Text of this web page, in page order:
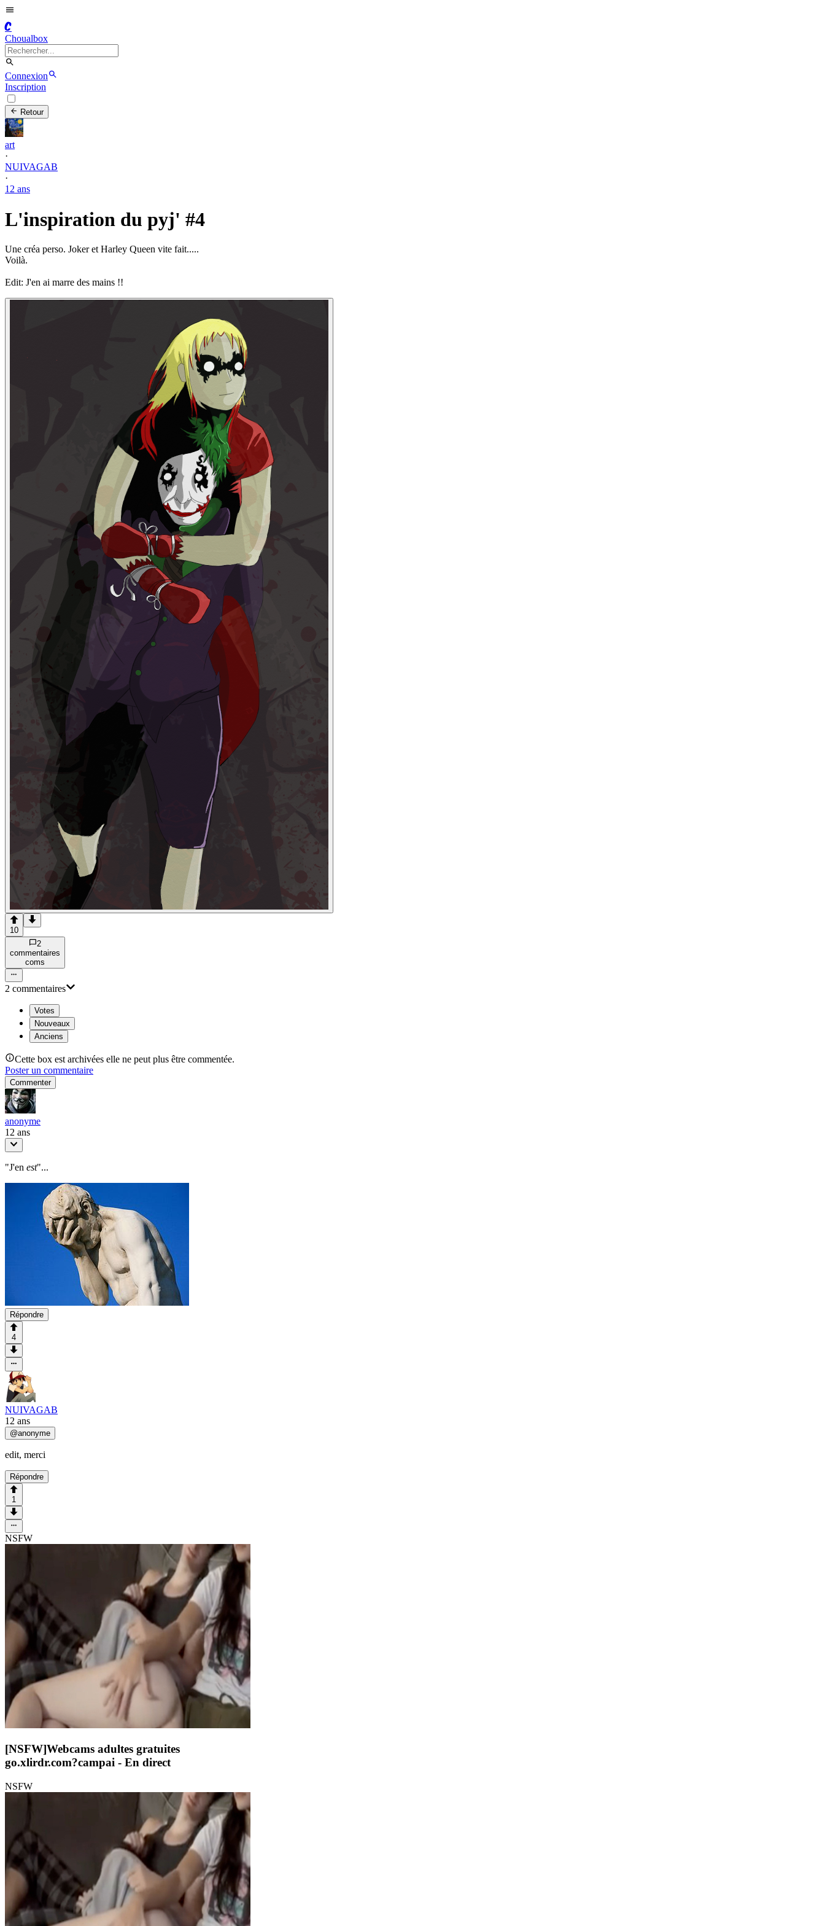
C
Choualbox
Connexion
Inscription
Retour
art
·
NUIVAGAB
·
12 ans
L'inspiration du pyj' #4
Une créa perso. Joker et Harley Queen vite fait.....
Voilà.
Edit: J'en ai marre des mains !!
10
2
commentaires
coms
2 commentaires
Votes
Nouveaux
Anciens
Cette box est archivées elle ne peut plus être commentée.
Poster un commentaire
Commenter
anonyme
12 ans
"J'en est"...
Répondre
4
NUIVAGAB
12 ans
@anonyme
edit, merci
Répondre
1
NSFW
[NSFW]Webcams adultes gratuites
go.xlirdr.com?campai - En direct
NSFW